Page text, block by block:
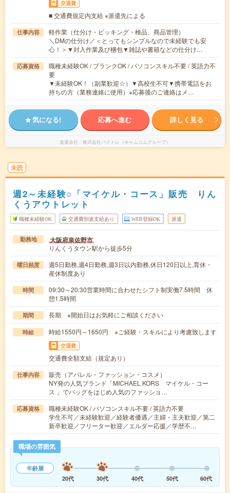
交通費
■ 交通費規定内支給 ※派遣先による
仕事内容
軽作業（仕分け・ピッキング・検品、商品管理）
＼DMの仕分け／＜とってもシンプルなので未経験でも安
心！＞▼封入作業及び梱包▼雑誌や書籍などの仕分け…
応募資格
職種未経験OK / ブランクOK / パソコンスキル不要 / 英語力不
要
▼未経験OK！（副業歓迎☆）▼高校生不可▼携帯電話をお
持ちの方（業務連絡に使用）※応募後のご連絡はメ…
気になる! 応募へ進む 詳しく見る
派遣会社 株式会社バイトレ（キャムコムグループ）
未読
週2～未経験○「マイケル・コース」販売 りん
くうアウトレット
職種未経験OK 交通費別途支給あり WEB登録OK 派遣
勤務地 大阪府泉佐野市
りんくうタウン駅から徒歩5分
曜日頻度
週5日勤務,週4日勤務,週3日以内勤務,休日120日以上,育休・
産休制度あり
時間
09:30～20:30営業時間に合わせたシフト制実働7.5時間 休
憩1.5時間
期間 長期 ※開始日はお気軽にご相談ください
時給 時給1550円～1650円 ※ご経験・スキルにより考慮致します
交通費
交通費全額支給（規定あり）
仕事内容
販売（アパレル・ファッション・コスメ）
NY発の人気ブランド「MICHAEL KORS マイケル・コー
ス 」でバッグをはじめ人気のファッショ…
応募資格
職種未経験OK / パソコンスキル不要 / 英語力不要
学生不可／未経験歓迎／経験者優遇／主婦・主夫歓迎／第二
新卒歓迎／フリーター歓迎／エルダー応援／学歴不…
職場の雰囲気
年齢層
20代
30代 40代 50代 60代